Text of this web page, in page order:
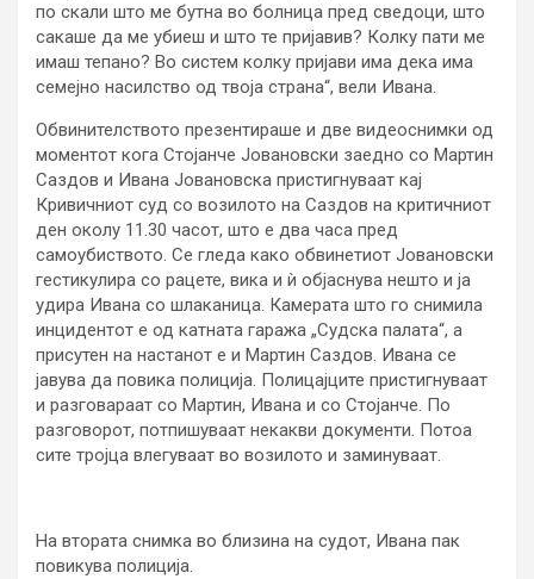
по скали што ме бутна во болница пред сведоци, што
сакаше да ме убиеш и што те пријавив? Колку пати ме
имаш тепано? Во систем колку пријави има дека има
семејно насилство од твоја страна“, вели Ивана.
Обвинителството презентираше и две видеоснимки од
моментот кога Стојанче Јовановски заедно со Мартин
Саздов и Ивана Јовановска пристигнуваат кај
Кривичниот суд со возилото на Саздов на критичниот
ден околу 11.30 часот, што е два часа пред
самоубиството. Се гледа како обвинетиот Јовановски
гестикулира со рацете, вика и ѝ објаснува нешто и ја
удира Ивана со шлаканица. Камерата што го снимила
инцидентот е од катната гаража „Судска палата“, а
присутен на настанот е и Мартин Саздов. Ивана се
јавува да повика полиција. Полицајците пристигнуваат
и разговараат со Мартин, Ивана и со Стојанче. По
разговорот, потпишуваат некакви документи. Потоа
сите тројца влегуваат во возилото и заминуваат.
На втората снимка во близина на судот, Ивана пак
повикува полиција.